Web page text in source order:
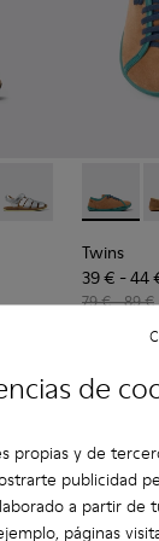
de
propias y de
publicidad
a partir de
páginas
cerradas
083
Bicho - 80177-082
Bicho -
Twins -
Twins
39 € - 44
79 € - 89 €
Añadir